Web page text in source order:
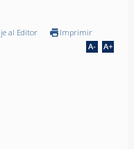
al Editor Imprimir